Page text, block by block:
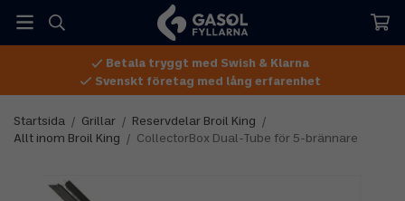
Betala tryggt med Swish & Klarna
Svenskt företag med lång erfarenhet
Startsida / Grillar / Reservdelar Broil King
/
Allt inom Broil King
/ CollectorBox Dual-Tube för 5-brännare